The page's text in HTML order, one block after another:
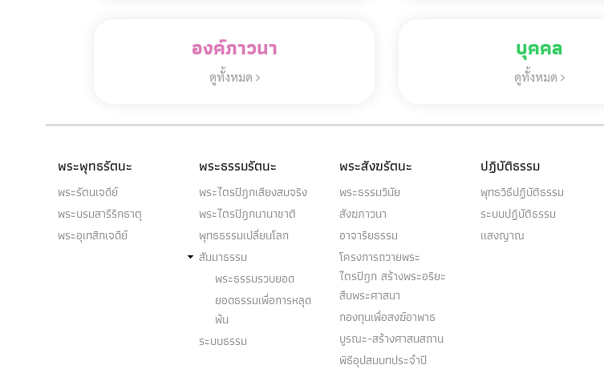
องค์ภาวนา
ดูทั้งหมด
บุคคล
ดูทั้งหมด
พระพุทธรัตนะ
พระรัตนเจดีย์
พระบรมสารีริกธาตุ
พระอุเทสิกเจดีย์
พระธรรมรัตนะ
พระไตรปิฎกเสียงสมจริง
พระไตรปิฎกนานาชาติ
พุทธธรรมเปลี่ยนโลก
สัมมาธรรม
พระธรรมรวบยอด
ยอดธรรมเพื่อการหลุด
พ้น
ระบบธรรม
พระสังฆรัตนะ
พระธรรมวินัย
สังฆภาวนา
อาจาริยธรรม
โครงการถวายพระ
ไตรปิฎก สร้างพระอริยะ
สืบพระศาสนา
กองทุนเพื่อสงฆ์อาพาธ
บูรณะ-สร้างศาสนสถาน
พิธีอุปสมบทประจำปี
ปฏิบัติธรรม
พุทธวิธีปฏิบัติธรรม
ระบบปฏิบัติธรรม
แสงญาณ